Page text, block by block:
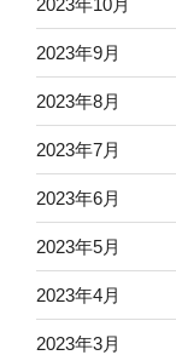
2023年10月
2023年9月
2023年8月
2023年7月
2023年6月
2023年5月
2023年4月
2023年3月